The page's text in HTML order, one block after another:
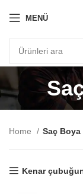
MENÜ
Home Saç Boya
Kenar